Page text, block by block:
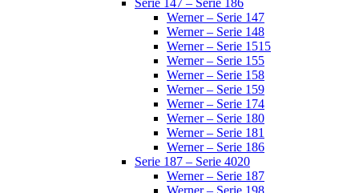
Serie 147 – Serie 186
Werner – Serie 147
Werner – Serie 148
Werner – Serie 1515
Werner – Serie 155
Werner – Serie 158
Werner – Serie 159
Werner – Serie 174
Werner – Serie 180
Werner – Serie 181
Werner – Serie 186
Serie 187 – Serie 4020
Werner – Serie 187
Werner – Serie 198